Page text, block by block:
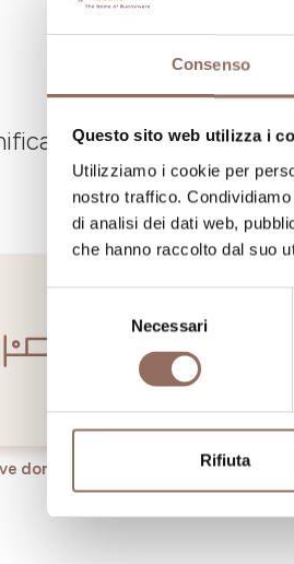
Consenso
Questo sito web utilizza i
Utilizziamo i cookie per
nostro traffico.
di analisi dei dati web,
che hanno raccolto dal suo
consenso
Necessari
Rifiuta
dove dormire, dove
dormire Dove